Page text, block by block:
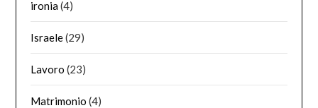
ironia(4)
Israele(29)
Lavoro (23)
Matrimonio (4)